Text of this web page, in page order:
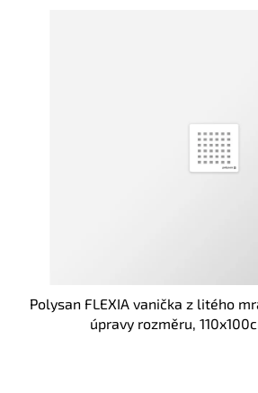
Polysan FLEXIA vanička z litého
úpravy rozměru,